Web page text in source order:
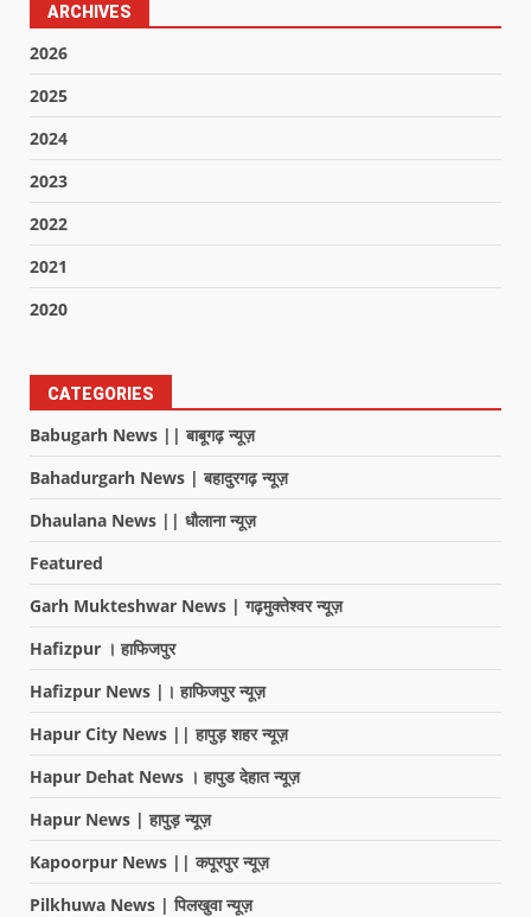
ARCHIVES
2026
2025
2024
2023
2022
2021
2020
CATEGORIES
Babugarh News || बाबूगढ़ न्यूज़
Bahadurgarh News | बहादुरगढ़ न्यूज़
Dhaulana News || धौलाना न्यूज़
Featured
Garh Mukteshwar News | गढ़मुक्तेश्वर न्यूज़
Hafizpur । हाफिजपुर
Hafizpur News |। हाफिजपुर न्यूज़
Hapur City News || हापुड़ शहर न्यूज़
Hapur Dehat News । हापुड देहात न्यूज़
Hapur News | हापुड़ न्यूज़
Kapoorpur News || कपूरपुर न्यूज़
Pilkhuwa News | पिलखुवा न्यूज़